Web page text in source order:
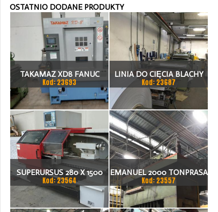
OSTATNIO DODANE PRODUKTY
TAKAMAZ XD8 FANUC
21ITA TOKARKA CNC
Kod: 23693
LINIA DO CIĘCIA BLACHY
1.500 X 1,5 (2,5) MM
Kod: 23687
SUPERURSUS 280 X 1500
TOKARKA
Kod: 23564
EMANUEL 2000 TONPRASA
HYDRAULICZNA 3200 X
2000
Kod: 23557